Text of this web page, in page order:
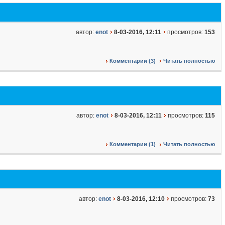
автор: enot 8-03-2016, 12:11 просмотров: 153
Комментарии (3) Читать полностью
автор: enot 8-03-2016, 12:11 просмотров: 115
Комментарии (1) Читать полностью
автор: enot 8-03-2016, 12:10 просмотров: 73